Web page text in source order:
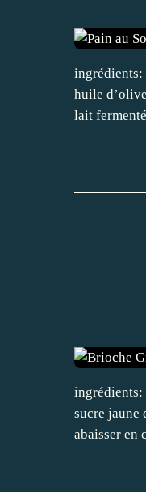
ingrédients:
huile
lait
ingrédients:
sucre jaune
abaisser en